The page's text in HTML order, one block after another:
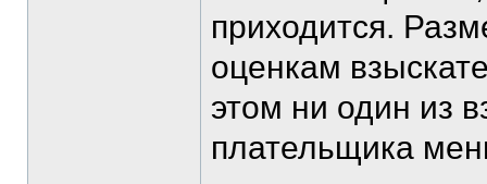
приходится.
оценкам
этом ни один из
плательщика